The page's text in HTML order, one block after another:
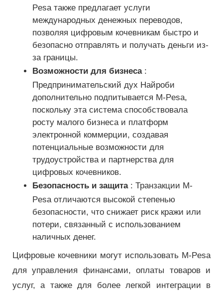
Pesa также предлагает услуги
международных денежных переводов,
позволяя цифровым кочевникам быстро и
безопасно отправлять и получать деньги из-
за границы.
Возможности для бизнеса:
Предпринимательский дух Найроби
дополнительно подпитывается M-Pesa,
поскольку эта система способствовала
росту малого бизнеса и платформ
электронной коммерции, создавая
потенциальные возможности для
трудоустройства и партнерства для
цифровых кочевников.
Безопасность и защита: Транзакции M-
Pesa отличаются высокой степенью
безопасности, что снижает риск кражи или
потери, связанный с использованием
наличных денег.
Цифровые кочевники могут использовать M-Pesa
для управления финансами, оплаты товаров и
услуг, а также для более легкой интеграции в